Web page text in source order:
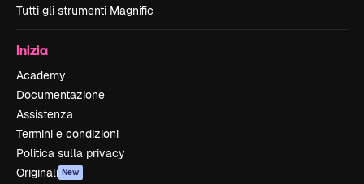
Tutti gli strumenti Magnific
Inizia
Academy
Documentazione
Assistenza
Termini e condizioni
Politica sulla privacy
Originali New